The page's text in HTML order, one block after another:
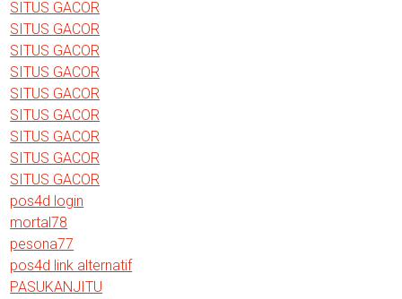
SITUS GACOR
SITUS GACOR
SITUS GACOR
SITUS GACOR
SITUS GACOR
SITUS GACOR
SITUS GACOR
SITUS GACOR
SITUS GACOR
pos4d login
mortal78
pesona77
pos4d link alternatif
PASUKANJITU